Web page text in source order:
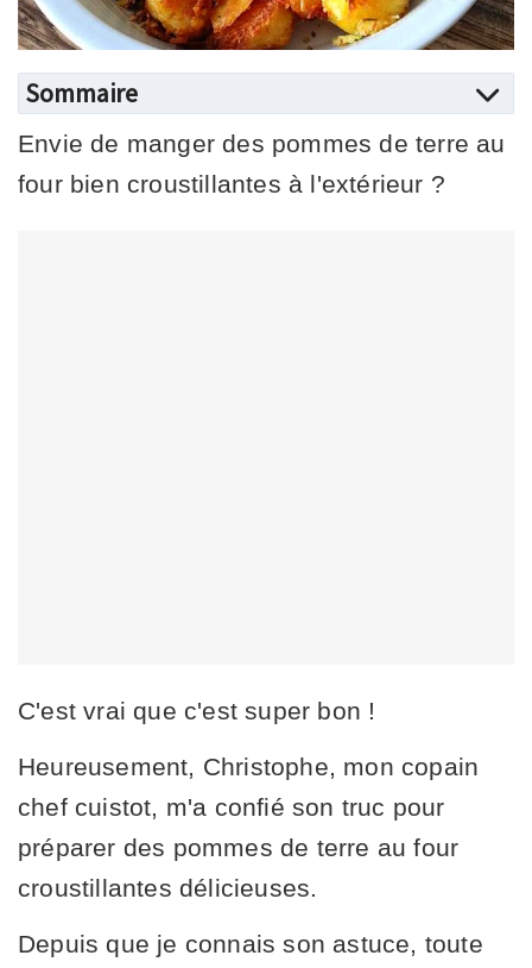
Sommaire
Envie de manger des pommes de terre au
four bien croustillantes à l'extérieur ?
C'est vrai que c'est super bon !
Heureusement, Christophe, mon copain
chef cuistot, m'a confié son truc pour
préparer des pommes de terre au four
croustillantes délicieuses.
Depuis que je connais son astuce, toute